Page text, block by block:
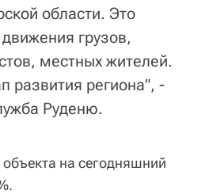
области. Это
грузов,
местных жителей.
развития региона", -
Руденю.
объекта на сегодняшний